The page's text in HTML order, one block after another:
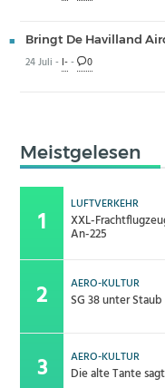
Bringt De Havilland
24 Juli - I-- 0
Meistgelesen
LUFTVERKEHR
XXL-
An-225
AERO-KULTUR
SG 38 unter
AERO-KULTUR
Die alte Tante